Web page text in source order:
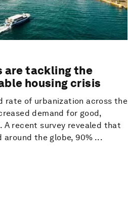
are tackling the
housing crisis
rate of urbanization across the
demand for good,
A recent survey revealed that
the globe, 90% ...